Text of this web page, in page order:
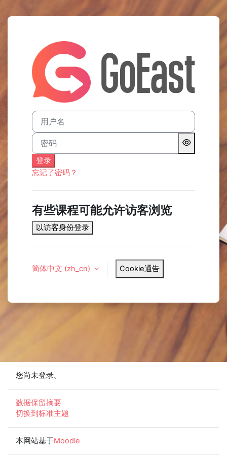
登录💻 GoEast
用户名
密码
登录
忘记了密码？
有些课程可能允许访客浏览
以访客身份登录
简体中文 ‎(zh_cn)‎ Cookie通告
您尚未登录。
‎数据保留摘要‎
切换到标准主题
本网站基于Moodle